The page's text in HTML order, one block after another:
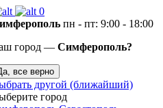
0
пн - пт: 9:00 - 18:00
город — Симферополь?
все верно
другой (ближайший)
город